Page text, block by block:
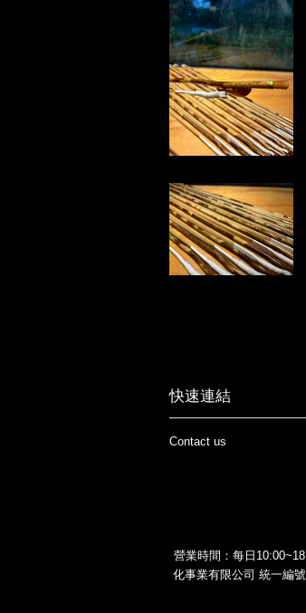
快速連結
Contact us
營業時間：每日
化事業有限公司 統一編